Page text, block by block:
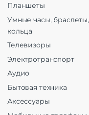
Планшеты
Умные часы, браслеты,
кольца
Телевизоры
Электротранспорт
Аудио
Бытовая техника
Аксессуары